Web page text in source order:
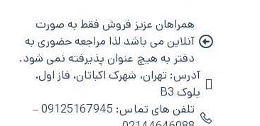
همراهان عزیز فروش فقط به صورت
آنلاین می باشد لذا مراجعه حضوری به
دفتر به هیچ عنوان پذیرفته نمی شود.
آدرس: تهران، شهرک اکباتان، فاز اول،
بلوک B3
تلفن های تماس: 09125167945 –